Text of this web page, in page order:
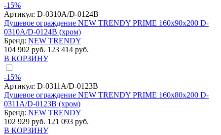
-15%
Артикул: D-0310A/D-0124B
Душевое ограждение NEW TRENDY PRIME 160x90x200 D-
0310A/D-0124B (хром)
Бренд: NEW TRENDY
104 902 руб. 123 414 руб.
В КОРЗИНУ
-15%
Артикул: D-0311A/D-0123B
Душевое ограждение NEW TRENDY PRIME 160x80x200 D-
0311A/D-0123B (хром)
Бренд: NEW TRENDY
102 929 руб. 121 093 руб.
В КОРЗИНУ